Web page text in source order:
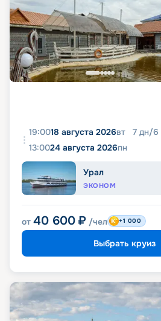
19:0018 августа 2026вт 7 дн/6
13:0024 августа 2026пн
Урал
ЭКОНОМ
от 40 600 ₽ /чел +1 000
Выбрать круиз